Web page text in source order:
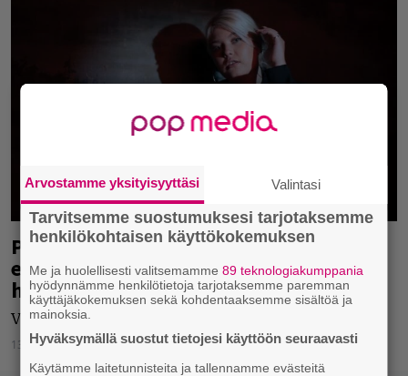
Pienfestivaali Oulussa julkisti
ensimmäiset esiintyjät – nämä
huippuartistit mukaan
Varjot julkaisi ensimmäiset esiintyjänsä.
13.12.2023 Jarkko Fräntilä
Arvostamme yksityisyyttäsi Valintasi
Tarvitsemme suostumuksesi tarjotaksemme
henkilökohtaisen käyttökokemuksen
Me ja huolellisesti valitsemamme89 teknologiakumppania
hyödynnämme henkilötietoja tarjotaksemme paremman
käyttäjäkokemuksen sekä kohdentaaksemme sisältöä ja
mainoksia.
Hyväksymällä suostut tietojesi käyttöön seuraavasti
Käytämme laitetunnisteita ja tallennamme evästeitä